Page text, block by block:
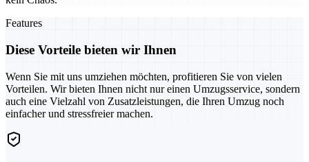
Features
Diese Vorteile bieten wir Ihnen
Wenn Sie mit uns umziehen möchten, profitieren Sie von vielen
Vorteilen. Wir bieten Ihnen nicht nur einen Umzugsservice, sondern
auch eine Vielzahl von Zusatzleistungen, die Ihren Umzug noch
einfacher und stressfreier machen.